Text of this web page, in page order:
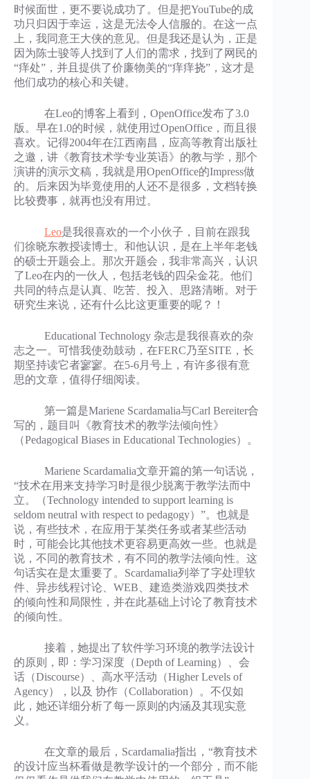
时候面世，更不要说成功了。但是把YouTube的成
功只归因于幸运，这是无法令人信服的。在这一点
上，我同意王大侠的意见。但是我还是认为，正是
因为陈士骏等人找到了人们的需求，找到了网民的
“痒处”，并且提供了价廉物美的“痒痒挠”，这才是
他们成功的核心和关键。
在Leo的博客上看到，OpenOffice发布了3.0
版。早在1.0的时候，就使用过OpenOffice，而且很
喜欢。记得2004年在江西南昌，应高等教育出版社
之邀，讲《教育技术学专业英语》的教与学，那个
演讲的演示文稿，我就是用OpenOffice的Impress做
的。后来因为毕竟使用的人还不是很多，文档转换
比较费事，就再也没有用过。
Leo是我很喜欢的一个小伙子，目前在跟我
们徐晓东教授读博士。和他认识，是在上半年老钱
的硕士开题会上。那次开题会，我非常高兴，认识
了Leo在内的一伙人，包括老钱的四朵金花。他们
共同的特点是认真、吃苦、投入、思路清晰。对于
研究生来说，还有什么比这更重要的呢？！
Educational Technology 杂志是我很喜欢的杂
志之一。可惜我使劲鼓动，在FERC乃至SITE，长
期坚持读它者寥寥。在5-6月号上，有许多很有意
思的文章，值得仔细阅读。
第一篇是Mariene Scardamalia与Carl Bereiter合
写的，题目叫《教育技术的教学法倾向性》
（Pedagogical Biases in Educational Technologies）。
Mariene Scardamalia文章开篇的第一句话说，
“技术在用来支持学习时是很少脱离于教学法而中
立。（Technology intended to support learning is
seldom neutral with respect to pedagogy）”。也就是
说，有些技术，在应用于某类任务或者某些活动
时，可能会比其他技术更容易更高效一些。也就是
说，不同的教育技术，有不同的教学法倾向性。这
句话实在是太重要了。Scardamalia列举了字处理软
件、异步线程讨论、WEB、建造类游戏四类技术
的倾向性和局限性，并在此基础上讨论了教育技术
的倾向性。
接着，她提出了软件学习环境的教学法设计
的原则，即：学习深度（Depth of Learning）、会
话（Discourse）、高水平活动（Higher Levels of
Agency），以及 协作（Collaboration）。不仅如
此，她还详细分析了每一原则的内涵及其现实意
义。
在文章的最后，Scardamalia指出，“教育技术
的设计应当杯看做是教学设计的一个部分，而不能